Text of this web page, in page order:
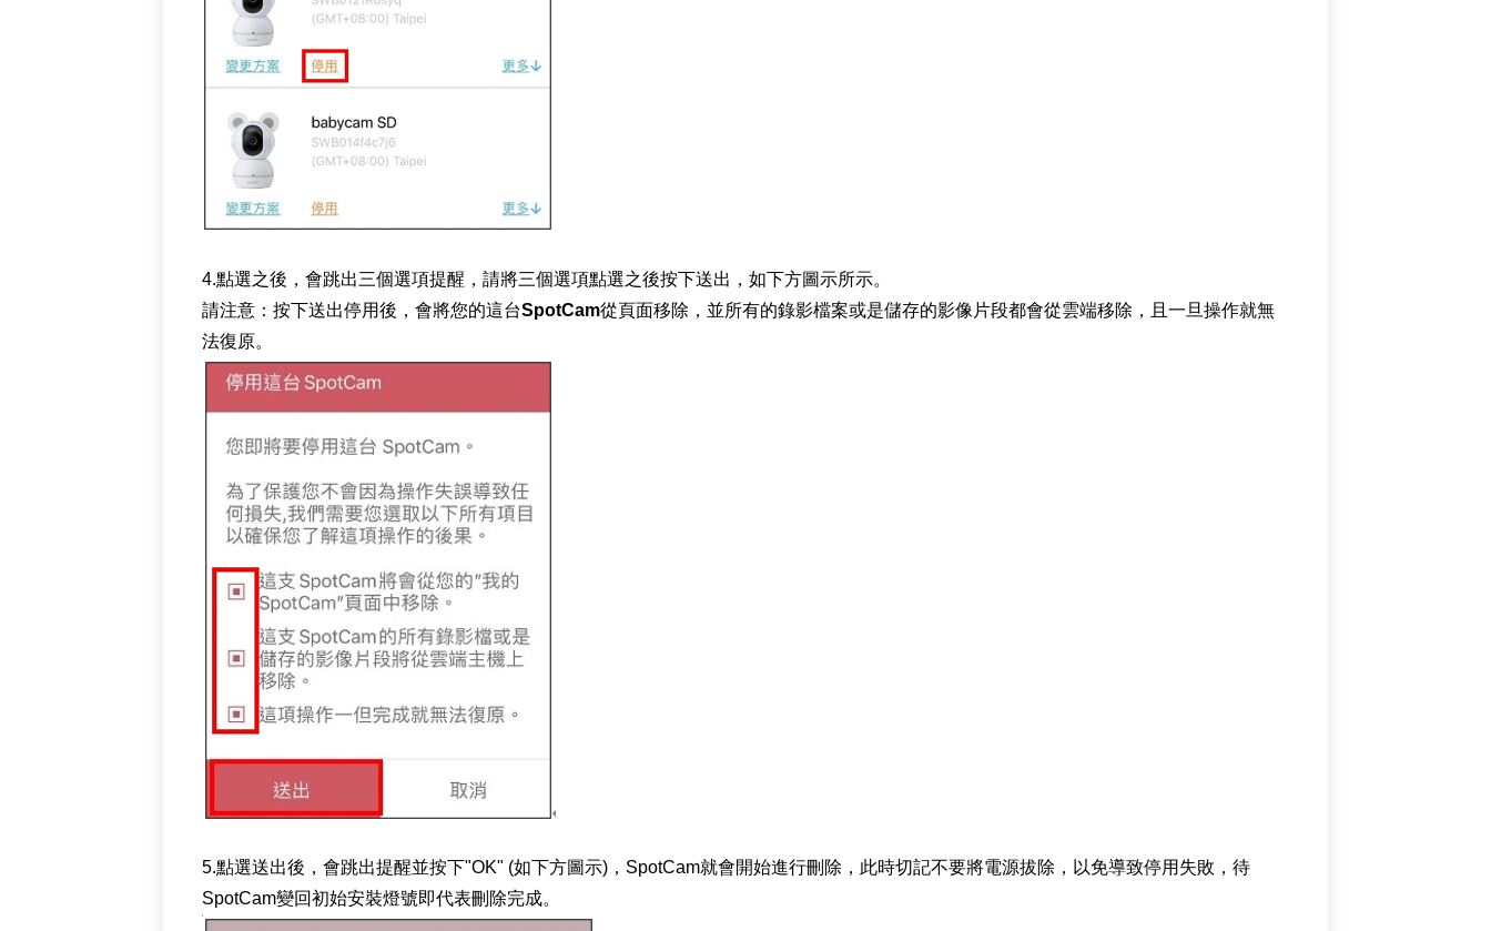
4.點選之後，會跳出三個選項提醒，請將三個選項點選之後按下送出，如下方圖示所示。
請注意：按下送出停用後，會將您的這台SpotCam從頁面移除，並所有的錄影檔案或是儲存的影像片段都會從雲端移除，且一旦操作就無
法復原。
5.點選送出後，會跳出提醒並按下"OK" (如下方圖示)，SpotCam就會開始進行刪除，此時切記不要將電源拔除，以免導致停用失敗，待
SpotCam變回初始安裝燈號即代表刪除完成。